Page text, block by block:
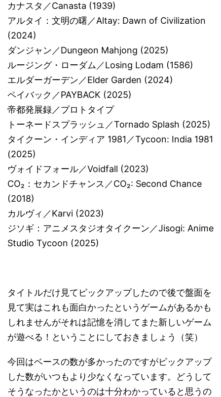
カナスタ／Canasta (1939)
アルタイ：文明の曙／Altay: Dawn of Civilization
(2024)
ダンジャン／Dungeon Mahjong (2025)
ルージング・ローダム／Losing Lodam (1586)
エルダーガーデン／Elder Garden (2024)
ペイバック／PAYBACK (2025)
帝都発展録／プロトタイプ
トーネードスプラッシュ／Tornado Splash (2025)
タイクーン・インディア 1981／Tycoon: India 1981
(2025)
ヴォイドフォール／Voidfall (2023)
CO₂：セカンドチャンス／CO₂: Second Chance
(2018)
カルヴィ／Karvi (2023)
ジソギ：アニメスタジオタイクーン／Jisogi: Anime
Studio Tycoon (2025)
タイトルだけ見てピックアップしたので後で盤面を
見て実はこれも面白かったというゲームがあるかも
しれませんがそれは記憶を消してまた新しいゲーム
が遊べる！ということにしておきましょう（笑）
今回はベースの数が多かったのですがピックアップ
した数がいつもより少なくなっています。どうして
そうなったかというのは十分わかっていると思うの